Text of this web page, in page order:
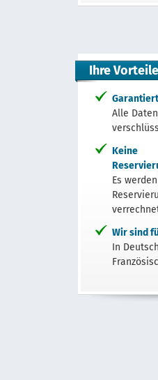
Ihre Vorteile
Alle
Keine
Es
Wir sind
In